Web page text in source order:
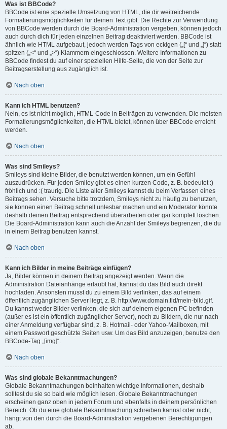
Was ist BBCode?
BBCode ist eine spezielle Umsetzung von HTML, die dir weitreichende
Formatierungsmöglichkeiten für deinen Text gibt. Die Rechte zur Verwendung
von BBCode werden durch die Board-Administration vergeben, können jedoch
auch durch dich für jeden einzelnen Beitrag deaktiviert werden. BBCode ist
ähnlich wie HTML aufgebaut, jedoch werden Tags von eckigen („[“ und „]“) statt
spitzen („<“ und „>“) Klammern eingeschlossen. Weitere Informationen zu
BBCode findest du auf einer speziellen Hilfe-Seite, die von der Seite zur
Beitragserstellung aus zugänglich ist.
Nach oben
Kann ich HTML benutzen?
Nein, es ist nicht möglich, HTML-Code in Beiträgen zu verwenden. Die meisten
Formatierungsmöglichkeiten, die HTML bietet, können über BBCode erreicht
werden.
Nach oben
Was sind Smileys?
Smileys sind kleine Bilder, die benutzt werden können, um ein Gefühl
auszudrücken. Für jeden Smiley gibt es einen kurzen Code, z. B. bedeutet :)
fröhlich und :( traurig. Die Liste aller Smileys kannst du beim Verfassen eines
Beitrags sehen. Versuche bitte trotzdem, Smileys nicht zu häufig zu benutzen,
sie können einen Beitrag schnell unlesbar machen und ein Moderator könnte
deshalb deinen Beitrag entsprechend überarbeiten oder gar komplett löschen.
Die Board-Administration kann auch die Anzahl der Smileys begrenzen, die du
in einem Beitrag benutzen kannst.
Nach oben
Kann ich Bilder in meine Beiträge einfügen?
Ja, Bilder können in deinem Beitrag angezeigt werden. Wenn die
Administration Dateianhänge erlaubt hat, kannst du das Bild auch direkt
hochladen. Ansonsten musst du zu einem Bild verlinken, das auf einem
öffentlich zugänglichen Server liegt, z. B. http://www.domain.tld/mein-bild.gif.
Du kannst weder Bilder verlinken, die sich auf deinem eigenen PC befinden
(außer es ist ein öffentlich zugänglicher Server), noch zu Bildern, die nur nach
einer Anmeldung verfügbar sind, z. B. Hotmail- oder Yahoo-Mailboxen, mit
einem Passwort geschützte Seiten usw. Um das Bild anzuzeigen, benutze den
BBCode-Tag „[img]“.
Nach oben
Was sind globale Bekanntmachungen?
Globale Bekanntmachungen beinhalten wichtige Informationen, deshalb
solltest du sie so bald wie möglich lesen. Globale Bekanntmachungen
erscheinen ganz oben in jedem Forum und ebenfalls in deinem persönlichen
Bereich. Ob du eine globale Bekanntmachung schreiben kannst oder nicht,
hängt von den durch die Board-Administration vergebenen Berechtigungen
ab.